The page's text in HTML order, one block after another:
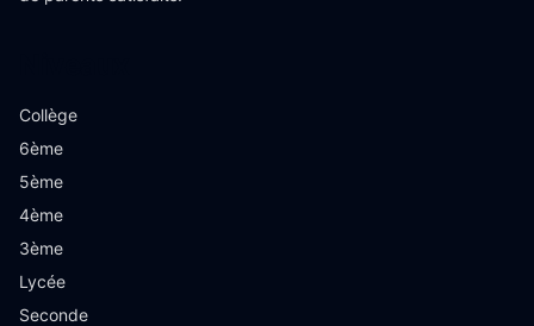
Collège
6ème
5ème
4ème
3ème
Lycée
Seconde